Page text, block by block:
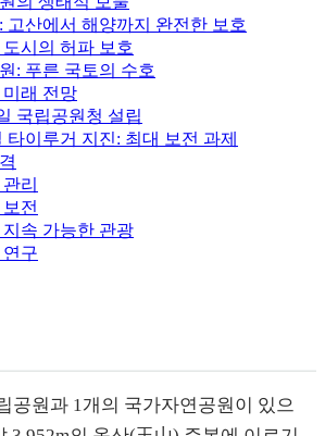
고산에서 해양까지 완전한 보호
시의 허파 보호
: 푸른 국토의 수호
미래 전망
국립공원청 설립
타이루거 지진: 최대 보전 과제
리
전
속 가능한 관광
구
공원과 1개의 국가자연공원이 있으